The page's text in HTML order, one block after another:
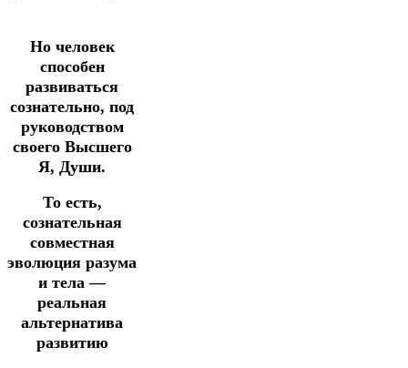
Но человек
способен
развиваться
сознательно, под
руководством
своего Высшего
Я, Души.
То есть,
сознательная
совместная
эволюция разума
и тела —
реальная
альтернатива
развитию